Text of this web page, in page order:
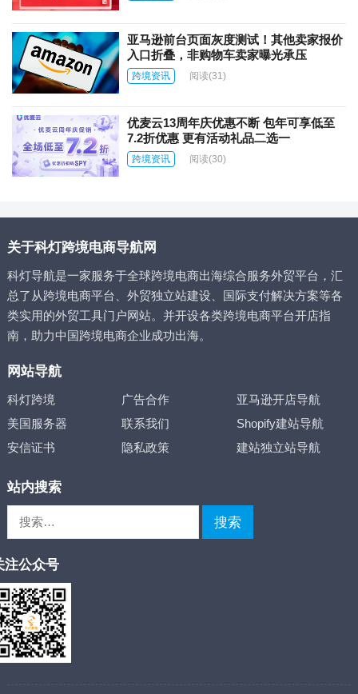
亚马逊前台页面灰度测试！其他卖家报价
入口折叠，非购物车卖家曝光承压
跨境资讯 阅读(31)
优麦云13周年庆优惠不断 包年可享低至
7.2折优惠 更有活动礼品二选一
跨境资讯 阅读(30)
关于科灯跨境电商导航网
科灯导航是一家服务于全球跨境电商出海综合服务外贸平台，汇
总了从跨境电商平台、外贸独立站建设、国际支付解决方案等各
类实用的外贸工具门户网站。并开设各类跨境电商平台开店指
南，助力中国跨境电商企业成功出海。
网站导航
科灯跨境 广告合作
亚马逊开店导航
美国服务器
联系我们
Shopify建站导航
安信证书
隐私政策 建站独立站导航
站内搜索
注公众号